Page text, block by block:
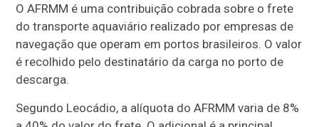
O AFRMM é uma contribuição cobrada sobre o frete
do transporte aquaviário realizado por empresas de
navegação que operam em portos brasileiros. O valor
é recolhido pelo destinatário da carga no porto de
descarga.
Segundo Leocádio, a alíquota do AFRMM varia de 8%